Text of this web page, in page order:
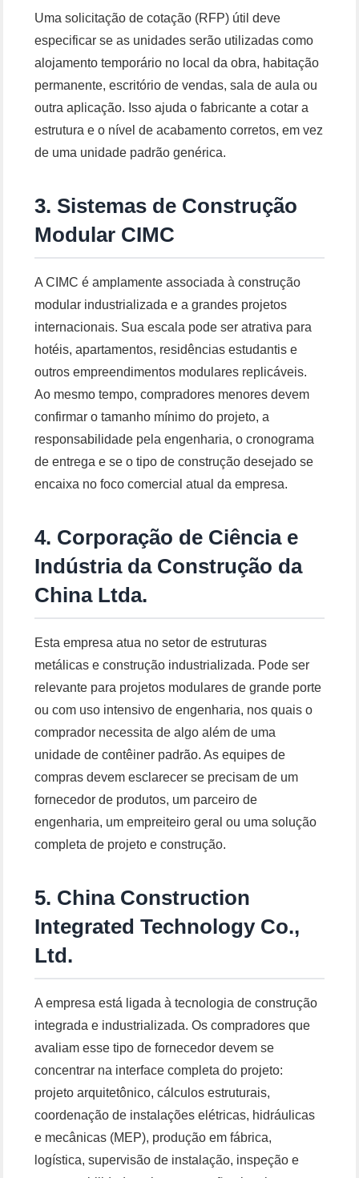
Uma solicitação de cotação (RFP) útil deve
especificar se as unidades serão utilizadas como
alojamento temporário no local da obra, habitação
permanente, escritório de vendas, sala de aula ou
outra aplicação. Isso ajuda o fabricante a cotar a
estrutura e o nível de acabamento corretos, em vez
de uma unidade padrão genérica.
3. Sistemas de Construção
Modular CIMC
A CIMC é amplamente associada à construção
modular industrializada e a grandes projetos
internacionais. Sua escala pode ser atrativa para
hotéis, apartamentos, residências estudantis e
outros empreendimentos modulares replicáveis.
Ao mesmo tempo, compradores menores devem
confirmar o tamanho mínimo do projeto, a
responsabilidade pela engenharia, o cronograma
de entrega e se o tipo de construção desejado se
encaixa no foco comercial atual da empresa.
4. Corporação de Ciência e
Indústria da Construção da
China Ltda.
Esta empresa atua no setor de estruturas
metálicas e construção industrializada. Pode ser
relevante para projetos modulares de grande porte
ou com uso intensivo de engenharia, nos quais o
comprador necessita de algo além de uma
unidade de contêiner padrão. As equipes de
compras devem esclarecer se precisam de um
fornecedor de produtos, um parceiro de
engenharia, um empreiteiro geral ou uma solução
completa de projeto e construção.
5. China Construction
Integrated Technology Co.,
Ltd.
A empresa está ligada à tecnologia de construção
integrada e industrializada. Os compradores que
avaliam esse tipo de fornecedor devem se
concentrar na interface completa do projeto:
projeto arquitetônico, cálculos estruturais,
coordenação de instalações elétricas, hidráulicas
e mecânicas (MEP), produção em fábrica,
logística, supervisão de instalação, inspeção e